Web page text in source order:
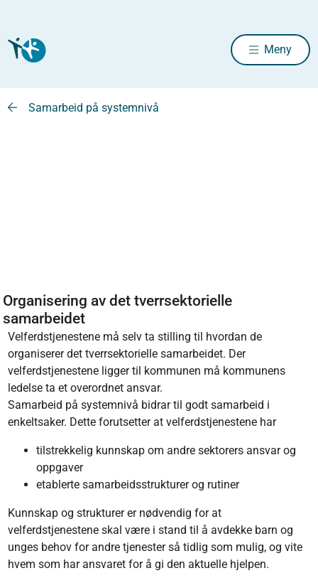
Meny
Samarbeid på systemnivå
Organisering av det tverrsektorielle
samarbeidet
Velferdstjenestene må selv ta stilling til hvordan de
organiserer det tverrsektorielle samarbeidet. Der
velferdstjenestene ligger til kommunen må kommunens
ledelse ta et overordnet ansvar.
Samarbeid på systemnivå bidrar til godt samarbeid i
enkeltsaker. Dette forutsetter at velferdstjenestene har
tilstrekkelig kunnskap om andre sektorers ansvar og
oppgaver
etablerte samarbeidsstrukturer og rutiner
Kunnskap og strukturer er nødvendig for at
velferdstjenestene skal være i stand til å avdekke barn og
unges behov for andre tjenester så tidlig som mulig, og vite
hvem som har ansvaret for å gi den aktuelle hjelpen.